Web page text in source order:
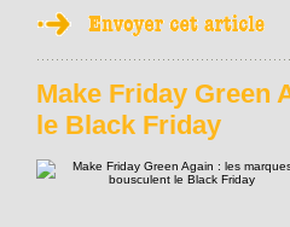
Make Friday Green
le Black Friday